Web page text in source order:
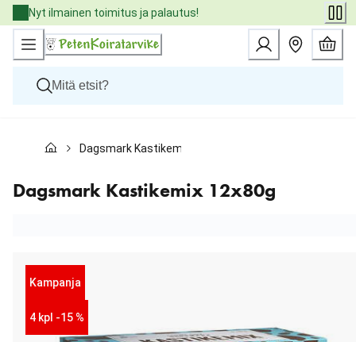
Skip
to
Content
Nyt ilmainen toimitus ja palautus!
Kissat
Eläinlääkäriruoat
Tuotemerkit
Dagsmark Kastikemix 12x80g
Dagsmark Kastikemix 12x80g
Kampanja
4 kpl -15 %